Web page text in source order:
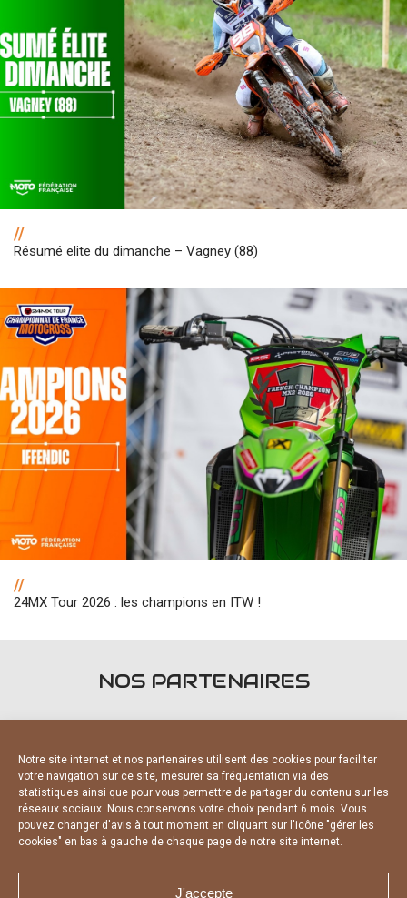
Notre site internet et nos partenaires utilisent des cookies pour faciliter
votre navigation sur ce site, mesurer sa fréquentation via des
statistiques ainsi que pour vous permettre de partager du contenu sur les
réseaux sociaux. Nous conservons votre choix pendant 6 mois. Vous
pouvez changer d'avis à tout moment en cliquant sur l'icône "gérer les
cookies" en bas à gauche de chaque page de notre site internet.
J'accepte
//
Résumé elite du dimanche – Vagney (88)
//
24MX Tour 2026 : les champions en ITW !
NOS PARTENAIRES
PARTENAIRES OFFICIELS